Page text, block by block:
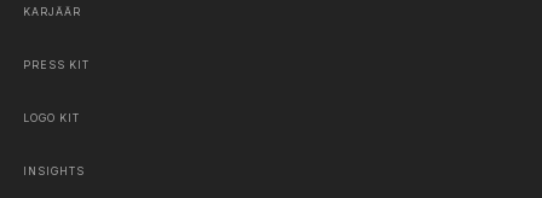
KARJÄÄR
PRESS KIT
LOGO KIT
INSIGHTS